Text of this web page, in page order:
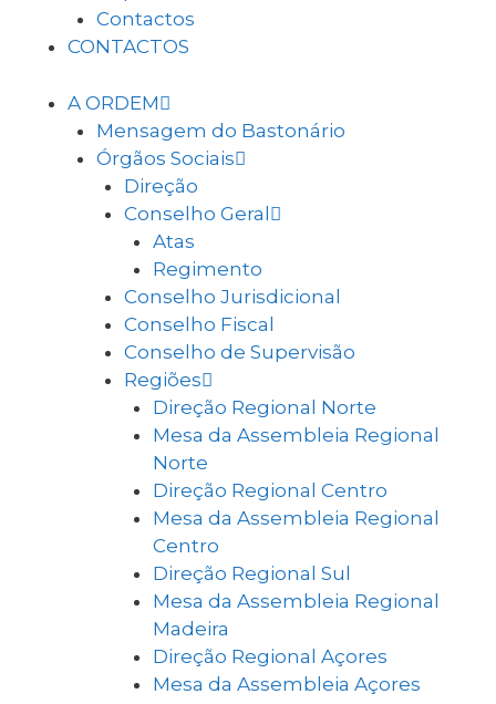
Contactos
CONTACTOS
A ORDEM
Mensagem do Bastonário
Órgãos Sociais
Direção
Conselho Geral
Atas
Regimento
Conselho Jurisdicional
Conselho Fiscal
Conselho de Supervisão
Regiões
Direção Regional Norte
Mesa da Assembleia Regional
Norte
Direção Regional Centro
Mesa da Assembleia Regional
Centro
Direção Regional Sul
Mesa da Assembleia Regional
Madeira
Direção Regional Açores
Mesa da Assembleia Açores